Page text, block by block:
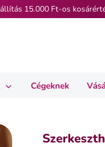
15.000 Ft-os
Cégeknek